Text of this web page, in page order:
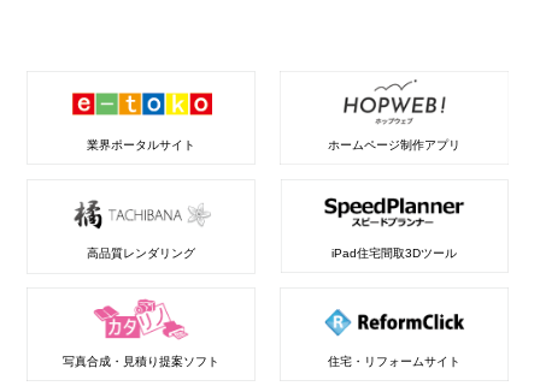
業界ポータルサイト ホームページ制作アプリ
高品質レンダリング iPad住宅間取3Dツール
写真合成・見積り提案ソフト 住宅・リフォームサイト